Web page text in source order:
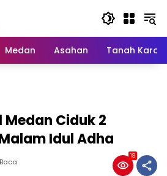
Medan Asahan Tanah Karo
Ciduk 2
Idul Adha
18